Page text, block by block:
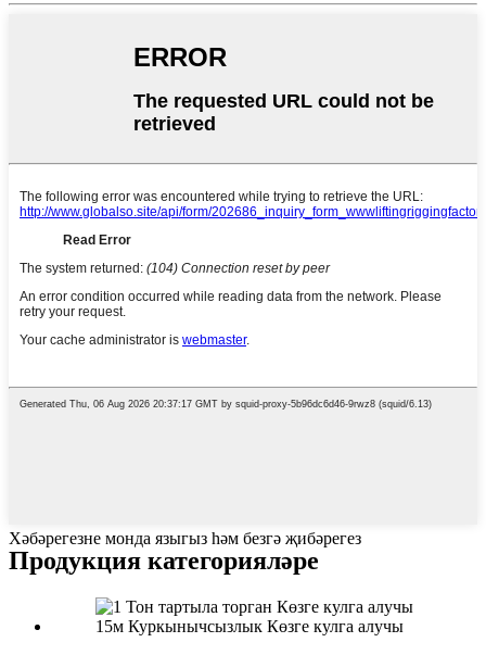
Хәбәрегезне монда языгыз һәм безгә җибәрегез
Продукция категорияләре